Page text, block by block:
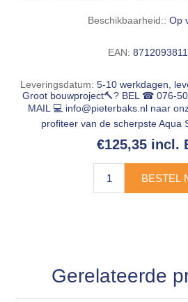
Beschikbaarheid:: Op
EAN:
Leveringsdatum: 5-10 werkdagen,
Groot bouwproject🔨? BEL ☎ 076-
MAIL 💻 info@pieterbaks.nlnaar
profiteer van de scherpste Aqua
€125,35 incl.
BESTEL
Gerelateerde